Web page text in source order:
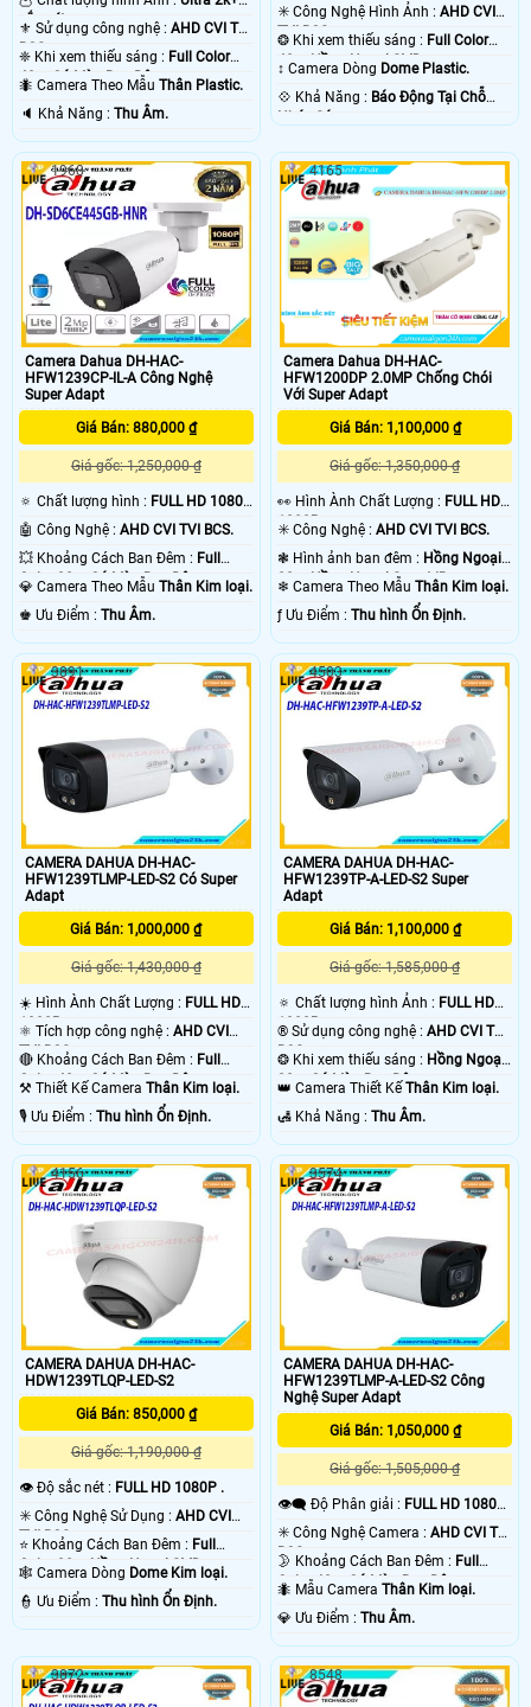
sắc nét .
⚜️ Sử dụng công nghệ : AHD CVI TVI
BCS.
❈ Khi xem thiếu sáng : Full Color
40m Có Màu Ban Đêm.
🐜 Camera Theo Mẫu Thân Plastic.
️🔈 Khả Năng : Thu Âm.
✳️ Công Nghệ Hình Ảnh :AHD CVI
TVI BCS.
❂ Khi xem thiếu sáng : Full Color
40m Hồng Ngoại SMD.
↕️ Camera Dòng Dome Plastic.
️💠 Khả Năng : Báo Động Tại Chỗ
Nháy Sáng.
Camera Dahua DH-HAC-
HFW1239CP-IL-A Công Nghệ
Super Adapt
Giá Bán: 880,000 ₫
Giá gốc: 1,250,000 ₫
🔅 Chất lượng hình : FULL HD 1080P
.
🤖️ Công Nghệ : AHD CVI TVI BCS.
💥 Khoảng Cách Ban Đêm : Full
Color 20m Có Màu Ban Đêm.
💎 Camera Theo Mẫu Thân Kim loại.
️♚ Ưu Điểm : Thu Âm.
1968
Camera Dahua DH-HAC-
HFW1200DP 2.0MP Chống Chói
Với Super Adapt
Giá Bán: 1,100,000 ₫
Giá gốc: 1,350,000 ₫
️👀 Hình Ành Chất Lượng : FULL HD
1080P .
✳️ Công Nghệ :AHD CVI TVI BCS.
❃ Hình ảnh ban đêm : Hồng Ngoại
80m Hồng Ngoại Smart IR.
❄ Camera Theo MẫuThân Kim loại.
️ƒ Ưu Điểm :Thu hình Ổn Định.
4165
CAMERA DAHUA DH-HAC-
HFW1239TLMP-LED-S2 Có Super
Adapt
Giá Bán: 1,000,000 ₫
Giá gốc: 1,430,000 ₫
☀️ Hình Ành Chất Lượng : FULL HD
1080P .
⚛️ Tích hợp công nghệ : AHD CVI
TVI BCS.
🔴 Khoảng Cách Ban Đêm : Full
Color 40m Có Màu Ban Đêm.
⚒ Thiết Kế Camera Thân Kim loại.
️🎙 Ưu Điểm : Thu hình Ổn Định.
3891
CAMERA DAHUA DH-HAC-
HFW1239TP-A-LED-S2 Super
Adapt
Giá Bán: 1,100,000 ₫
Giá gốc: 1,585,000 ₫
🔅 Chất lượng hình Ảnh : FULL HD
1080P .
®️ Sử dụng công nghệ :AHD CVI TVI
BCS.
❂ Khi xem thiếu sáng : Hồng Ngoại
20m Có Màu Ban Đêm.
👑 Camera Thiết KếThân Kim loại.
️🛃 Khả Năng :Thu Âm.
4503
CAMERA DAHUA DH-HAC-
HDW1239TLQP-LED-S2
Giá Bán: 850,000 ₫
Giá gốc: 1,190,000 ₫
👁 Độ sắc nét : FULL HD 1080P .
✳️ Công Nghệ Sử Dụng : AHD CVI
TVI BCS.
⭐ Khoảng Cách Ban Đêm : Full
Color 20m Hồng Ngoại SMD.
🕸️ Camera Dòng Dome Kim loại.
️👮 Ưu Điểm : Thu hình Ổn Định.
4156
CAMERA DAHUA DH-HAC-
HFW1239TLMP-A-LED-S2 Công
Nghệ Super Adapt
Giá Bán: 1,050,000 ₫
Giá gốc: 1,505,000 ₫
👁️‍🗨 Độ Phân giải : FULL HD 1080P
.
✳️ Công Nghệ Camera :AHD CVI TVI
BCS.
🌛 Khoảng Cách Ban Đêm : Full
Color 40m Có Màu Ban Đêm.
🐜 Mẫu CameraThân Kim loại.
️💎 Ưu Điểm :Thu Âm.
3574
3872 8548